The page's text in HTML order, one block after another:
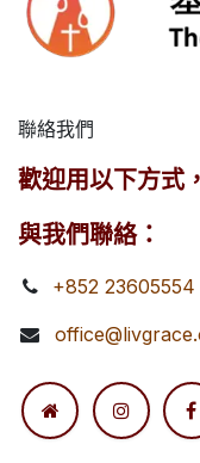
聯絡我們
歡迎用以下方式，
與我們聯絡：
+852 23605554